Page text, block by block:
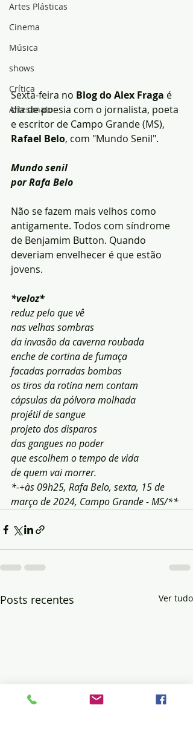
Artes Plásticas
Cinema
Música
shows
Crítica
Artesanato
Sexta-feira no Blog do Alex Fraga é
dia de poesia com o jornalista, poeta
e escritor de Campo Grande (MS),
Rafael Belo, com "Mundo Senil".
Mundo senil
por Rafa Belo
Não se fazem mais velhos como
antigamente. Todos com síndrome
de Benjamim Button. Quando
deveriam envelhecer é que estão
jovens.
*veloz*
reduz pelo que vê
nas velhas sombras
da invasão da caverna roubada
enche de cortina de fumaça
facadas porradas bombas
os tiros da rotina nem contam
cápsulas da pólvora molhada
projétil de sangue
projeto dos disparos
das gangues no poder
que escolhem o tempo de vida
de quem vai morrer.
*-+às 09h25, Rafa Belo, sexta, 15 de
março de 2024, Campo Grande - MS/**
Posts recentes Ver tudo